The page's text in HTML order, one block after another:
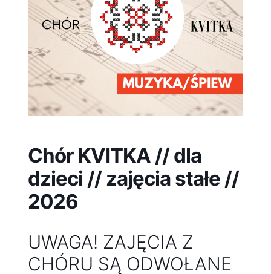
Chór KVITKA // dla
dzieci // zajęcia stałe //
2026
UWAGA! ZAJĘCIA Z
CHÓRU SĄ ODWOŁANE